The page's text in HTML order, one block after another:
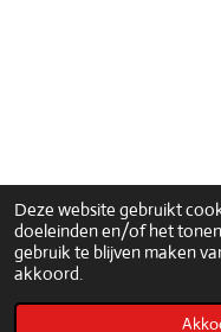
Deze website gebruikt
doeleinden en/of het
gebruik te blijven maken
akkoord.